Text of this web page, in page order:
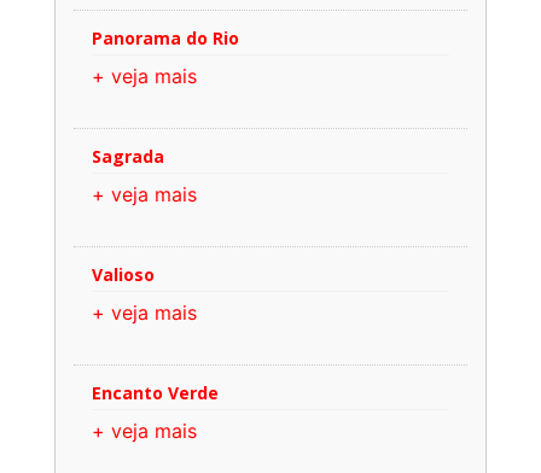
Panorama do Rio
+ veja mais
Sagrada
+ veja mais
Valioso
+ veja mais
Encanto Verde
+ veja mais